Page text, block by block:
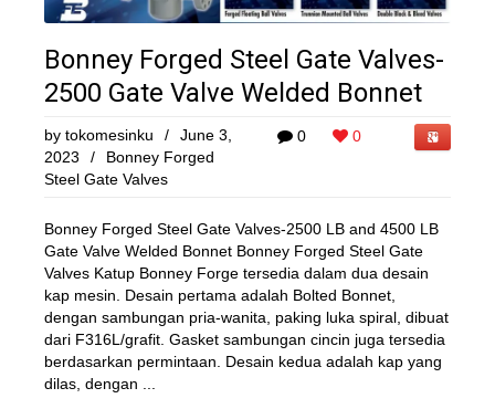
Bonney Forged Steel Gate Valves-
2500 Gate Valve Welded Bonnet
0 0
by tokomesinku /
June 3,
2023
/
Bonney Forged
Steel Gate Valves
Bonney Forged Steel Gate Valves-2500 LB and 4500 LB
Gate Valve Welded Bonnet Bonney Forged Steel Gate
Valves Katup Bonney Forge tersedia dalam dua desain
kap mesin. Desain pertama adalah Bolted Bonnet,
dengan sambungan pria-wanita, paking luka spiral, dibuat
dari F316L/grafit. Gasket sambungan cincin juga tersedia
berdasarkan permintaan. Desain kedua adalah kap yang
dilas, dengan ...